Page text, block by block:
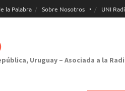
la Palabra Sobre Nosotros UNI
Uruguay – Asociada a la